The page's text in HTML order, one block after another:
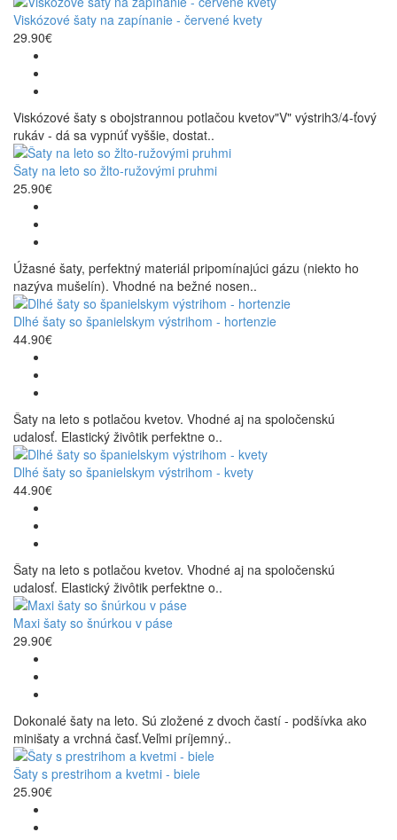
Viskózové šaty na zapínanie - červené kvety
29.90€
Viskózové šaty s obojstrannou potlačou kvetov"V" výstrih3/4-ťový
rukáv - dá sa vypnúť vyššie, dostat..
Šaty na leto so žlto-ružovými pruhmi
25.90€
Úžasné šaty, perfektný materiál pripomínajúci gázu (niekto ho
nazýva mušelín). Vhodné na bežné nosen..
Dlhé šaty so španielskym výstrihom - hortenzie
44.90€
Šaty na leto s potlačou kvetov. Vhodné aj na spoločenskú
udalosť. Elastický živôtik perfektne o..
Dlhé šaty so španielskym výstrihom - kvety
44.90€
Šaty na leto s potlačou kvetov. Vhodné aj na spoločenskú
udalosť. Elastický živôtik perfektne o..
Maxi šaty so šnúrkou v páse
29.90€
Dokonalé šaty na leto. Sú zložené z dvoch častí - podšívka ako
minišaty a vrchná časť.Veľmi príjemný..
Šaty s prestrihom a kvetmi - biele
25.90€